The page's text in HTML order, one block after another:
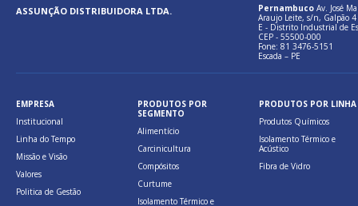
ASSUNÇÃO DISTRIBUIDORA LTDA. Pernambuco Av. José
Araujo Leite, s/n, Galpão 4
E - Distrito Industrial de
CEP - 55500-000
Fone: 81 3476-5151
Escada – PE
EMPRESA
Institucional
Linha do Tempo
Missão e Visão
Valores
Politica de Gestão
PRODUTOS POR
SEGMENTO
Alimentício
Carcinicultura
Compósitos
Curtume
Isolamento Térmico e
PRODUTOS POR LINHA
Produtos Químicos
Isolamento Térmico e
Acústico
Fibra de Vidro